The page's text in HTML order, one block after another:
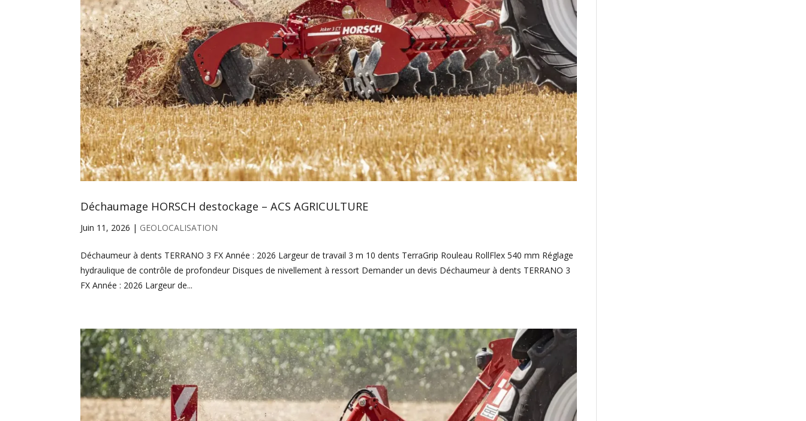
Déchaumage HORSCH destockage – ACS AGRICULTURE
Juin 11, 2026 | GEOLOCALISATION
Déchaumeur à dents TERRANO 3 FX Année : 2026 Largeur de travail 3 m 10 dents TerraGrip Rouleau RollFlex 540 mm Réglage
hydraulique de contrôle de profondeur Disques de nivellement à ressort Demander un devis Déchaumeur à dents TERRANO 3
FX Année : 2026 Largeur de...